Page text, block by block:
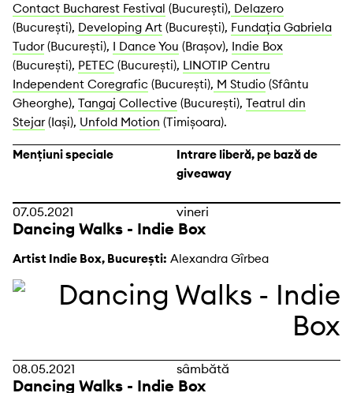
Contact Bucharest Festival (București), Delazero
(București), Developing Art (București), Fundația Gabriela
Tudor(București), I Dance You (Brașov), Indie Box
(București), PETEC (București), LINOTIP Centru
Independent Coregrafic (București), M Studio (Sfântu
Gheorghe), Tangaj Collective (București), Teatrul din
Stejar(Iași), Unfold Motion (Timișoara).
Mențiuni speciale
Intrare liberă, pe bază de
giveaway
07.05.2021 vineri
Dancing Walks - Indie Box
Artist Indie Box, București: Alexandra Gîrbea
08.05.2021 sâmbătă
Dancing Walks - Indie Box